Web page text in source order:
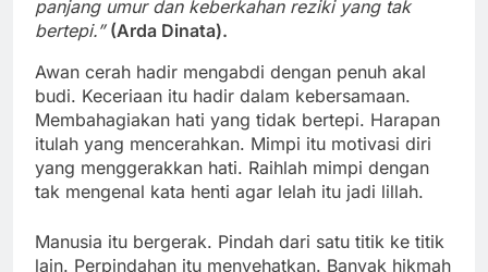
panjang umur dan keberkahan reziki yang tak
bertepi.” (Arda Dinata).
Awan cerah hadir mengabdi dengan penuh akal
budi. Keceriaan itu hadir dalam kebersamaan.
Membahagiakan hati yang tidak bertepi. Harapan
itulah yang mencerahkan. Mimpi itu motivasi diri
yang menggerakkan hati. Raihlah mimpi dengan
tak mengenal kata henti agar lelah itu jadi lillah.
Manusia itu bergerak. Pindah dari satu titik ke titik
lain. Perpindahan itu menyehatkan. Banyak hikmah